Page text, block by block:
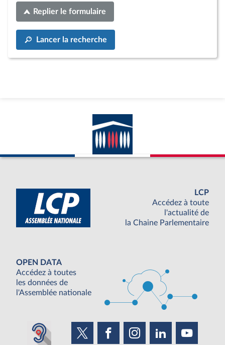
Replier le formulaire
Lancer la recherche
LCP
Accédez à toute
l'actualité de
la Chaine Parlementaire
OPEN DATA
Accédez à toutes
les données de
l'Assemblée nationale